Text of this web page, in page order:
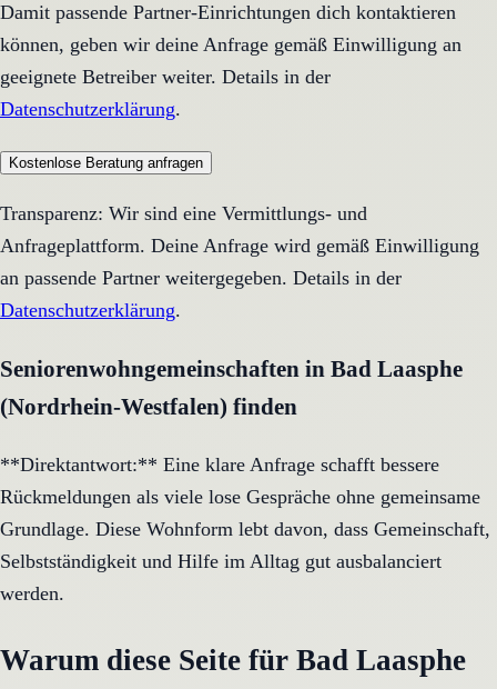
Damit passende Partner-Einrichtungen dich kontaktieren
können, geben wir deine Anfrage gemäß Einwilligung an
geeignete Betreiber weiter. Details in der
Datenschutzerklärung.
Kostenlose Beratung anfragen
Transparenz: Wir sind eine Vermittlungs- und
Anfrageplattform. Deine Anfrage wird gemäß Einwilligung
an passende Partner weitergegeben. Details in der
Datenschutzerklärung.
Seniorenwohngemeinschaften in Bad Laasphe
(Nordrhein-Westfalen) finden
**Direktantwort:** Eine klare Anfrage schafft bessere
Rückmeldungen als viele lose Gespräche ohne gemeinsame
Grundlage. Diese Wohnform lebt davon, dass Gemeinschaft,
Selbstständigkeit und Hilfe im Alltag gut ausbalanciert
werden.
Warum diese Seite für Bad Laasphe